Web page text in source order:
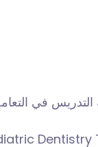
في